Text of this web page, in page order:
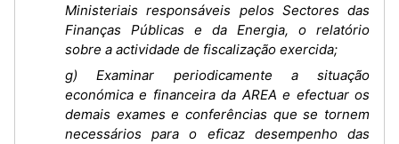
Ministeriais responsáveis pelos Sectores das
Finanças Públicas e da Energia, o relatório
sobre a actividade de fiscalização exercida;
g) Examinar periodicamente a situação
económica e financeira da AREA e efectuar os
demais exames e conferências que se tornem
necessários para o eficaz desempenho das